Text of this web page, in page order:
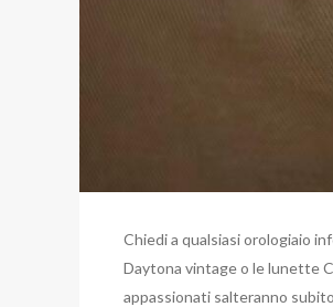
Chiedi a qualsiasi orologiaio
Daytona vintage o le lunette
appassionati salteranno